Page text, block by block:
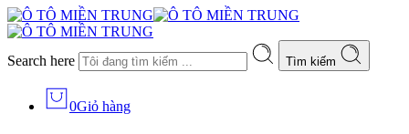
Search here Tìm kiếm
0Giỏ hàng